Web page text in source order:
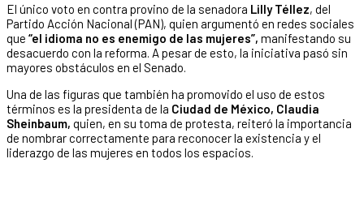
El único voto en contra provino de la senadora Lilly Téllez, del
Partido Acción Nacional (PAN), quien argumentó en redes sociales
que “el idioma no es enemigo de las mujeres”, manifestando su
desacuerdo con la reforma. A pesar de esto, la iniciativa pasó sin
mayores obstáculos en el Senado.
Una de las figuras que también ha promovido el uso de estos
términos es la presidenta de la Ciudad de México, Claudia
Sheinbaum, quien, en su toma de protesta, reiteró la importancia
de nombrar correctamente para reconocer la existencia y el
liderazgo de las mujeres en todos los espacios.